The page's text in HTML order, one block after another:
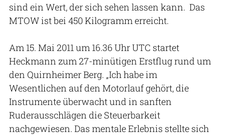
sind ein Wert, der sich sehen lassen kann. Das
MTOW ist bei 450 Kilogramm erreicht.
Am 15. Mai 2011 um 16.36 Uhr UTC startet
Heckmann zum 27-minütigen Erstflug rund um
den Quirnheimer Berg. „Ich habe im
Wesentlichen auf den Motorlauf gehört, die
Instrumente überwacht und in sanften
Ruderausschlägen die Steuerbarkeit
nachgewiesen. Das mentale Erlebnis stellte sich